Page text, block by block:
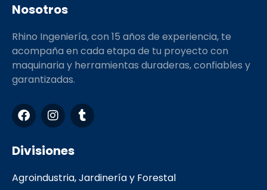
Nosotros
Rhino Ingeniería, con 15 años de experiencia, te
acompaña en cada etapa de tu proyecto con
maquinaria y herramientas duraderas, confiables y
garantizadas.
F
a
c
e
b
o
I
n
s
t
a
r
T
u
m
Divisiones
Agroindustria, Jardinería y Forestal